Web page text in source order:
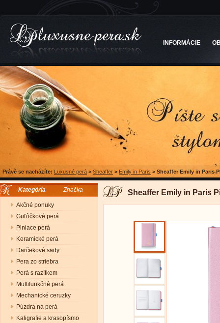
INFORMÁCIE
Právě se nacházíte: Luxusné perá > Sheaffer > Emily in Paris > Sheaffer Emily in Paris
Kategória Značka
Akčné ponuky
Guľôčkové perá
Plniace perá
Keramické perá
Darčekové sady
Pera zo striebra
Perá s razítkem
Multifunkčné perá
Mechanické ceruzky
Púzdra na perá
Kaligrafie a krasopísmo
Sheaffer Emily in Paris